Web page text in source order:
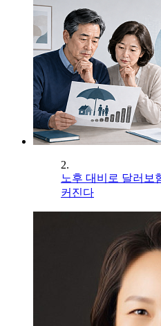
2.
노후 대비로 달러보
커진다